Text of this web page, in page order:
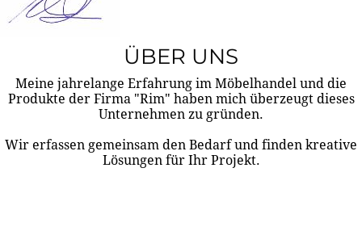
ÜBER UNS
Meine jahrelange Erfahrung im Möbelhandel und die
Produkte der Firma "Rim" haben mich überzeugt dieses
Unternehmen zu gründen.
Wir erfassen gemeinsam den Bedarf und finden kreative
Lösungen für Ihr Projekt.